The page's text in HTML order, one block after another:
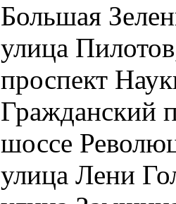
Большая
улица
проспект
Гражданский
шоссе
улица Лени